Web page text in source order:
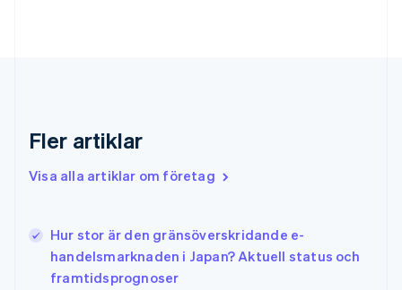
Fler artiklar
Visa alla artiklar om företag
Hur stor är den gränsöverskridande e-
handelsmarknaden i Japan? Aktuell status och
framtidsprognoser
English
English简体中文
Irland
Italien
ItalianoEnglish